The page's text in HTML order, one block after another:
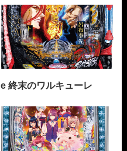
e 終末のワルキューレ